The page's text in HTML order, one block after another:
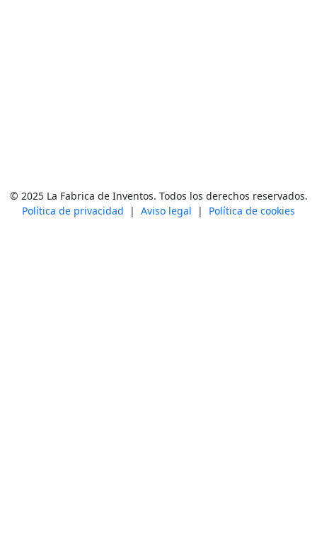
© 2025 La Fabrica de Inventos. Todos los derechos reservados.
Política de privacidad
| Aviso legal | Política de cookies